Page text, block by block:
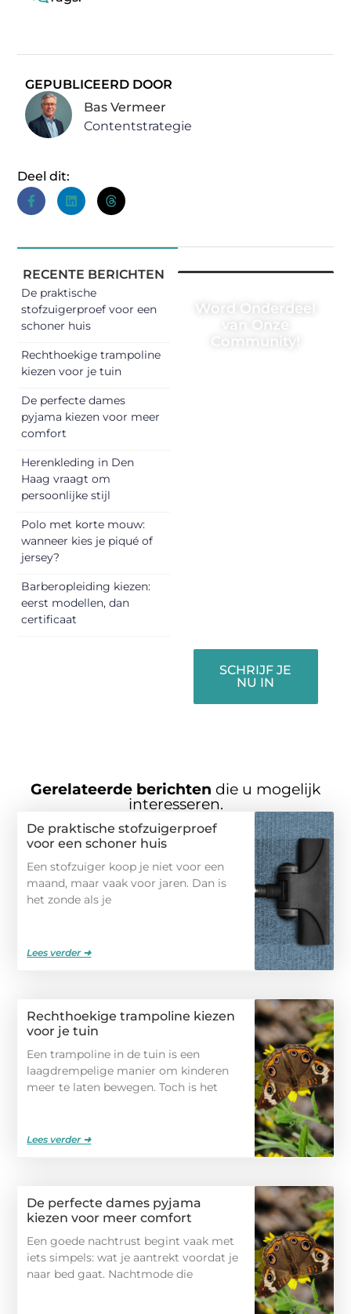
GEPUBLICEERD DOOR
Bas Vermeer
Contentstrategie
Deel dit:
RECENTE BERICHTEN
De praktische
stofzuigerproef voor een
schoner huis
Rechthoekige trampoline
kiezen voor je tuin
De perfecte dames
pyjama kiezen voor meer
comfort
Herenkleding in Den
Haag vraagt om
persoonlijke stijl
Polo met korte mouw:
wanneer kies je piqué of
jersey?
Barberopleiding kiezen:
eerst modellen, dan
certificaat
Word Onderdeel
van Onze
Community!
SCHRIJF JE
NU IN
Gerelateerde berichten die u mogelijk
interesseren.
De praktische stofzuigerproef
voor een schoner huis
Een stofzuiger koop je niet voor een
maand, maar vaak voor jaren. Dan is
het zonde als je
Lees verder ➜
Rechthoekige trampoline kiezen
voor je tuin
Een trampoline in de tuin is een
laagdrempelige manier om kinderen
meer te laten bewegen. Toch is het
Lees verder ➜
De perfecte dames pyjama
kiezen voor meer comfort
Een goede nachtrust begint vaak met
iets simpels: wat je aantrekt voordat je
naar bed gaat. Nachtmode die